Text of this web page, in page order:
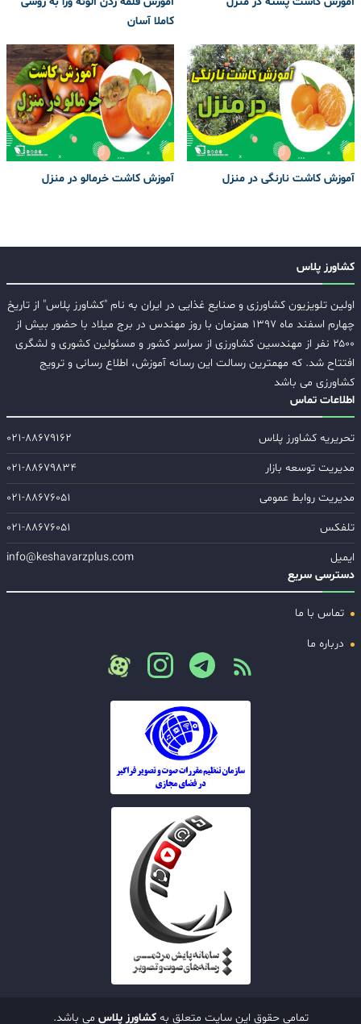
کاملا آسان
آموزش کاشت نارنگی در منزل آموزش کاشت خرمالو در منزل
کشاورز پلاس
اولین تلویزیون کشاورزی و صنایع غذایی در ایران به نام "کشاورز پلاس" از تاریخ
چهارم اسفند ماه ۱۳۹۷ همزمان با روز مهندس در برج میلاد با حضور بیش از
۲۵۰۰ نفر از مهندسین کشاورزی از سراسر کشور و مسئولین کشوری و لشگری
افتتاح شد. که مهمترین رسالت این رسانه آموزش، اطلاع رسانی و ترویج
کشاورزی می باشد
اطلاعات تماس
تحریریه کشاورز پلاس
۰۲۱-۸۸۶۷۹۱۶۲
مدیریت توسعه بازار
۰۲۱-۸۸۶۷۹۸۳۴
مدیریت روابط عمومی
۰۲۱-۸۸۶۷۶۰۵۱
تلفکس
۰۲۱-۸۸۶۷۶۰۵۱
ایمیل
info@keshavarzplus.com
دسترسی سریع
تماس با ما
درباره ما
تمامی حقوق این سایت متعلق بهکشاورز پلاس می باشد.